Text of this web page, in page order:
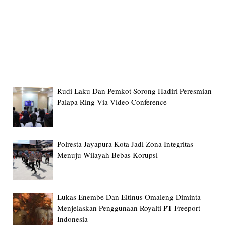
Rudi Laku Dan Pemkot Sorong Hadiri Peresmian
Palapa Ring Via Video Conference
Polresta Jayapura Kota Jadi Zona Integritas
Menuju Wilayah Bebas Korupsi
Lukas Enembe Dan Eltinus Omaleng Diminta
Menjelaskan Penggunaan Royalti PT Freeport
Indonesia